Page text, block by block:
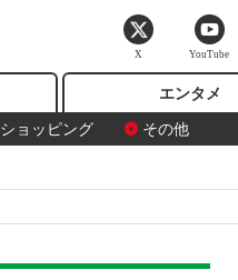
ショッピング その他
エンタメ
X YouTube